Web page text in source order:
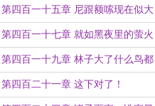
结实干啥？
第四百一十五章 尼跟额嗦现在似大
秦？
第四百一十七章 就如黑夜里的萤火
虫一般难以忽略
第四百一十九章 林子大了什么鸟都
有
第四百二十一章 这下对了！